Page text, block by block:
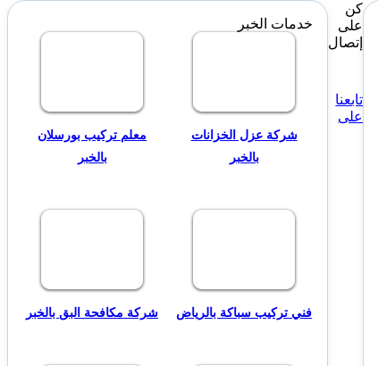
خدمات الخبر
شركة عزل الخزانات
بالخبر
معلم تركيب بورسلان
بالخبر
فني تركيب سباكة بالرياض شركة مكافحة البق بالخبر
كن
على
إتصال
تابعنا
على